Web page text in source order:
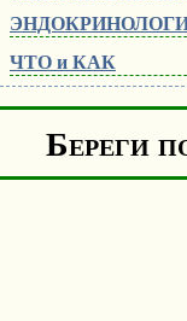
ЧТО и КАК
Береги